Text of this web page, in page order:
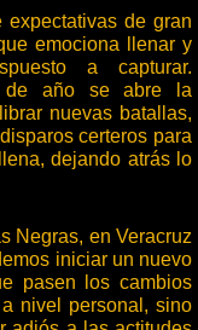
de gran
emociona llenar y
a capturar.
de año se abre la
nuevas batallas,
certeros para
dejando atrás lo
Negras, en Veracruz
iniciar un nuevo
pasen los cambios
nivel personal, sino